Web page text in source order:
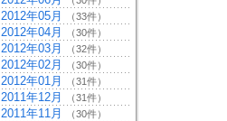
2012年05月 （33件）
2012年04月 （30件）
2012年03月 （32件）
2012年02月 （30件）
2012年01月 （31件）
2011年12月 （31件）
2011年11月 （30件）